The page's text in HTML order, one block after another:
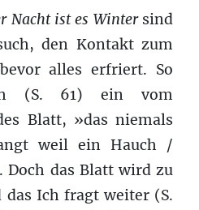
Nacht ist es Winter sind
den Kontakt zum
alles erfriert. So
(S. 61) ein vom
Blatt, »das niemals
weil ein Hauch /
das Blatt wird zu
Ich fragt weiter (S.